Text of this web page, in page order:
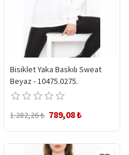
Bisiklet Yaka Baskılı Sweat
Beyaz - 10475.0275.
1.282,26 ₺ 789,08 ₺